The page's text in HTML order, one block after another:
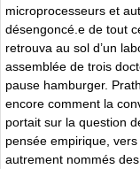
microprocesseurs et
désengoncé.e de tout
retrouva au sol d’un
assemblée de trois
pause hamburger.
encore comment la
portait sur la question
pensée empirique,
autrement nommés